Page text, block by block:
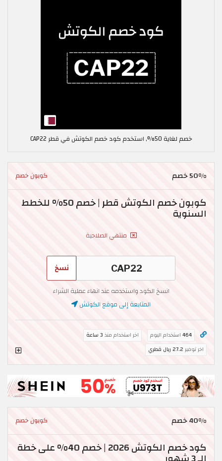
خصم لغاية 50%, استخدم كود خصم الكوتش في قطر CAP22
50% خصم كوبون خصم
كوبون خصم الكوتش قطر | خصم 50% للخطط
السنوية
منتهي الصلاحية
نسخ
انسخ الكود واستخدمه عند انهاء عملية الشراء
المتابعة إلى موقع الكوتش
464 استخدام اليوم اخر استخدام منذ 3 ساعة
اخر توفير 27.2 ريال قطري
40% خصم كوبون خصم
كود خصم الكوتش 2026 | خصم 40% على خطة